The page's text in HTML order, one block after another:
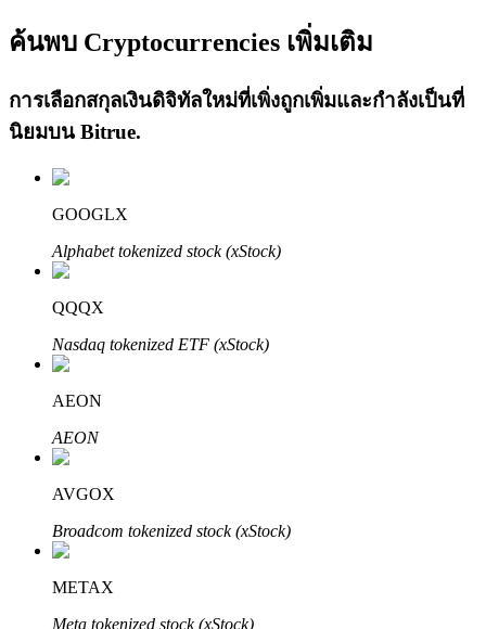
คว้าผลกำไรระยะยาวและผลประโยชน์ที่ยืดหยุ่น
Bitrue
พันธมิตร Bitrue
ค้นพบ Cryptocurrencies เพิ่มเติม
การเลือกสกุลเงินดิจิทัลใหม่ที่เพิ่งถูกเพิ่มและกำลังเป็นที่
นิยมบน Bitrue.
GOOGLX
Alphabet tokenized stock (xStock)
QQQX
Nasdaq tokenized ETF (xStock)
AEON
AEON
AVGOX
Broadcom tokenized stock (xStock)
METAX
Meta tokenized stock (xStock)